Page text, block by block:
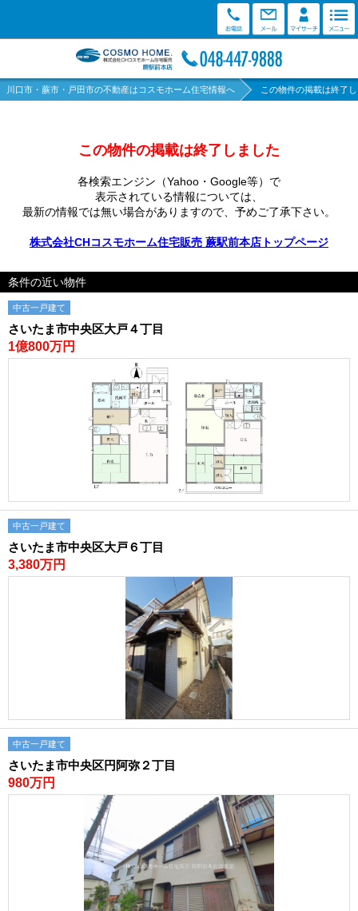
川口市・蕨市・戸田市の不動産はコスモホーム住宅情報へ この物件の掲載は終了
この物件の掲載は終了しました
各検索エンジン（Yahoo・Google等）で
表示されている情報については、
最新の情報では無い場合がありますので、 予めご了承下さい。
株式会社CHコスモホーム住宅販売 蕨駅前本店トップページ
条件の近い物件
中古一戸建て
さいたま市中央区大戸４丁目
1億800万円
中古一戸建て
さいたま市中央区大戸６丁目
3,380万円
中古一戸建て
さいたま市中央区円阿弥２丁目
980万円